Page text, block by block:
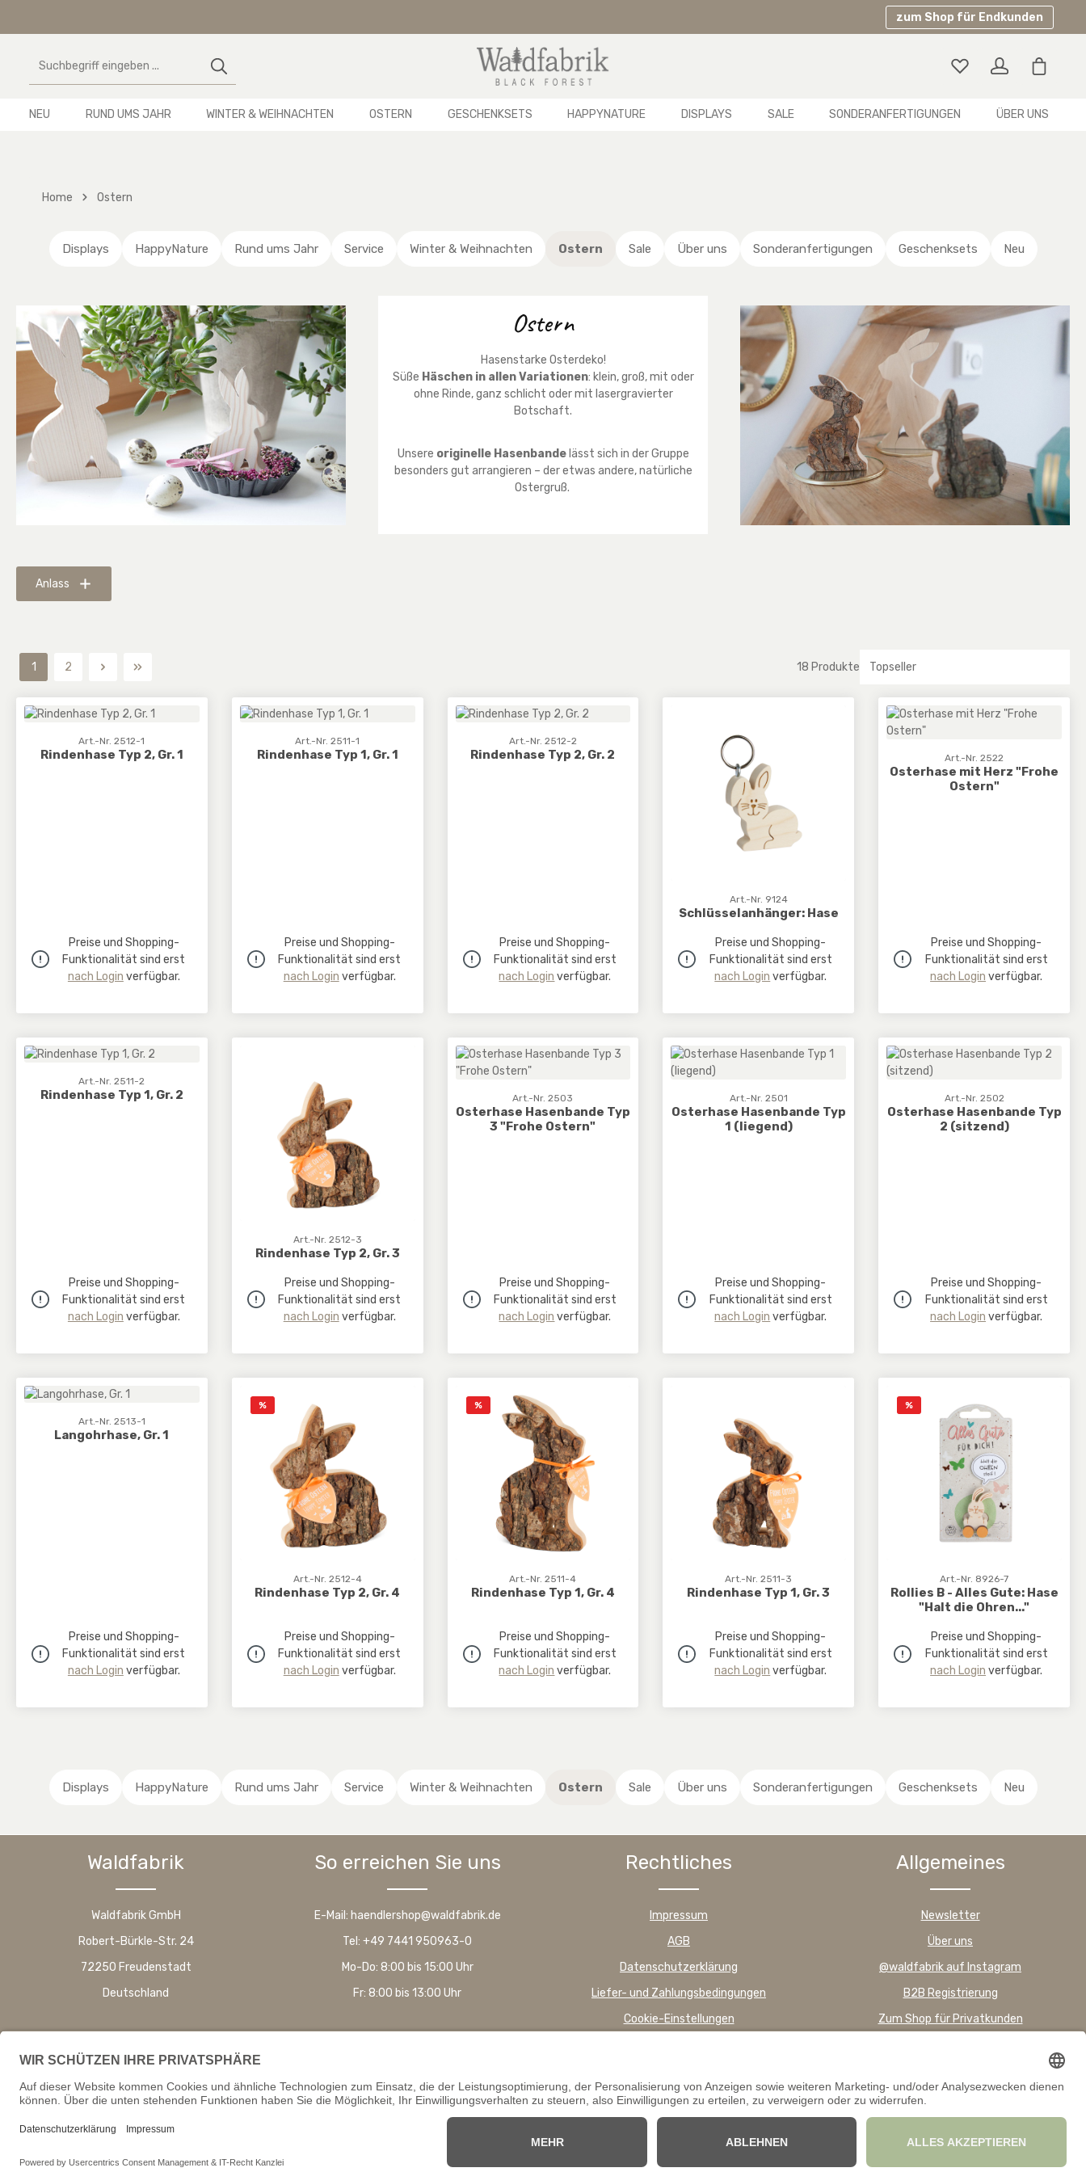
zum Shop für Endkunden
NEU RUND UMS JAHR WINTER & WEIHNACHTEN OSTERN GESCHENKSETS HAPPYNATURE DISPLAYS SALE SONDERANFERTIGUNGEN ÜBER UNS
Home Ostern
Displays HappyNature Rund ums Jahr Service Winter & Weihnachten Ostern Sale Über uns Sonderanfertigungen Geschenksets Neu
Ostern
Hasenstarke Osterdeko!
Süße Häschen in allen Variationen: klein, groß, mit oder
ohne Rinde, ganz schlicht oder mit lasergravierter
Botschaft.
Unsere originelle Hasenbandelässt sich in der Gruppe
besonders gut arrangieren – der etwas andere, natürliche
Ostergruß.
Anlass
Seite
1
Seite
2 18 Produkte
Art.-Nr. 2512-1
Rindenhase Typ 2, Gr. 1
Preise und Shopping-
Funktionalität sind erst
nach Login verfügbar.
Art.-Nr. 2511-1
Rindenhase Typ 1, Gr. 1
Preise und Shopping-
Funktionalität sind erst
nach Login verfügbar.
Art.-Nr. 2512-2
Rindenhase Typ 2, Gr. 2
Preise und Shopping-
Funktionalität sind erst
nach Login verfügbar.
Art.-Nr. 9124
Schlüsselanhänger: Hase
Preise und Shopping-
Funktionalität sind erst
nach Login verfügbar.
Art.-Nr. 2522
Osterhase mit Herz "Frohe
Ostern"
Preise und Shopping-
Funktionalität sind erst
nach Login verfügbar.
Art.-Nr. 2511-2
Rindenhase Typ 1, Gr. 2
Preise und Shopping-
Funktionalität sind erst
nach Login verfügbar.
Art.-Nr. 2512-3
Rindenhase Typ 2, Gr. 3
Preise und Shopping-
Funktionalität sind erst
nach Login verfügbar.
Art.-Nr. 2503
Osterhase Hasenbande Typ
3 "Frohe Ostern"
Preise und Shopping-
Funktionalität sind erst
nach Login verfügbar.
Art.-Nr. 2501
Osterhase Hasenbande Typ
1 (liegend)
Preise und Shopping-
Funktionalität sind erst
nach Login verfügbar.
Art.-Nr. 2502
Osterhase Hasenbande Typ
2 (sitzend)
Preise und Shopping-
Funktionalität sind erst
nach Login verfügbar.
Art.-Nr. 2513-1
Langohrhase, Gr. 1
Preise und Shopping-
Funktionalität sind erst
nach Login verfügbar.
Rabatt
%
Art.-Nr. 2512-4
Rindenhase Typ 2, Gr. 4
Preise und Shopping-
Funktionalität sind erst
nach Login verfügbar.
Rabatt
%
Art.-Nr. 2511-4
Rindenhase Typ 1, Gr. 4
Preise und Shopping-
Funktionalität sind erst
nach Login verfügbar.
Art.-Nr. 2511-3
Rindenhase Typ 1, Gr. 3
Preise und Shopping-
Funktionalität sind erst
nach Login verfügbar.
Rabatt
%
Art.-Nr. 8926-7
Rollies B - Alles Gute: Hase
"Halt die Ohren..."
Preise und Shopping-
Funktionalität sind erst
nach Login verfügbar.
Displays HappyNature Rund ums Jahr Service Winter & Weihnachten Ostern Sale Über uns Sonderanfertigungen Geschenksets Neu
Waldfabrik
Waldfabrik GmbH
Robert-Bürkle-Str. 24
72250 Freudenstadt
Deutschland
So erreichen Sie uns
E-Mail: haendlershop@waldfabrik.de
Tel: +49 7441 950963-0
Mo-Do: 8:00 bis 15:00 Uhr
Fr: 8:00 bis 13:00 Uhr
Rechtliches
Impressum
AGB
Datenschutzerklärung
Liefer- und Zahlungsbedingungen
Cookie-Einstellungen
Allgemeines
Newsletter
Über uns
@waldfabrik auf Instagram
B2B Registrierung
Zum Shop für Privatkunden
© Waldfabrik GmbH 2026
Wir schließen auf dieser Website keine Verträge mit Verbrauchern/Privatpersonen ab.